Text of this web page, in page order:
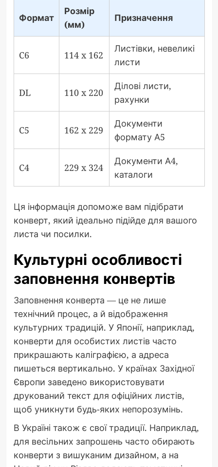
Формат
Розмір
(мм)
Призначення
C6 114 x 162
Листівки, невеликі
листи
DL 110 x 220
Ділові листи,
рахунки
C5 162 x 229
Документи
формату А5
C4 229 x 324
Документи А4,
каталоги
Ця інформація допоможе вам підібрати
конверт, який ідеально підійде для вашого
листа чи посилки.
Культурні особливості
заповнення конвертів
Заповнення конверта — це не лише
технічний процес, а й відображення
культурних традицій. У Японії, наприклад,
конверти для особистих листів часто
прикрашають каліграфією, а адреса
пишеться вертикально. У країнах Західної
Європи заведено використовувати
друкований текст для офіційних листів,
щоб уникнути будь-яких непорозумінь.
В Україні також є свої традиції. Наприклад,
для весільних запрошень часто обирають
конверти з вишуканим дизайном, а на